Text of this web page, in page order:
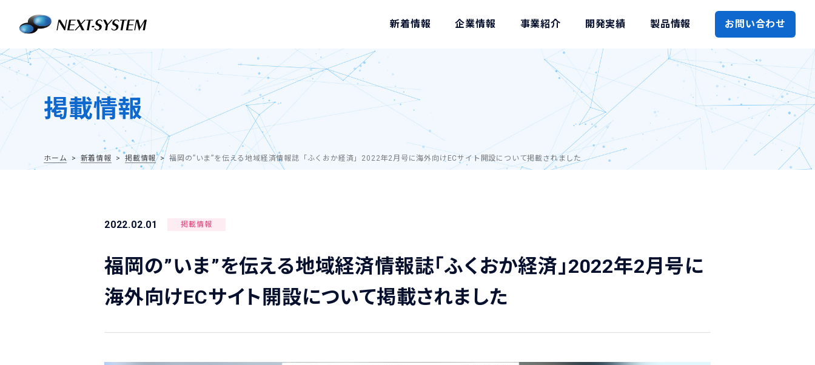
新着情報 企業情報 事業紹介 開発実績 製品情報 お問い合わせ
掲載情報
ホーム 新着情報 掲載情報 福岡の”いま”を伝える地域経済情報誌「ふくおか経済」2022年2月号に海外向けECサイト開設について掲載されました
2022.02.01 掲載情報
福岡の”いま”を伝える地域経済情報誌「ふくおか経済」2022年2月号に
海外向けECサイト開設について掲載されました